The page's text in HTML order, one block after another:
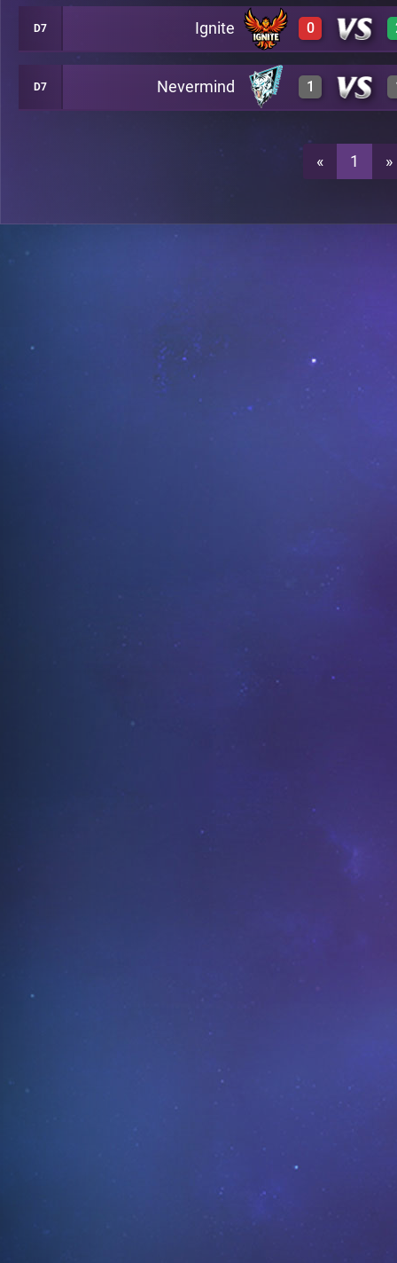
0 A26
3 A26
D7 Ignite 0
0 A26
A26
D7 Nevermind 1
A26
« 1 »